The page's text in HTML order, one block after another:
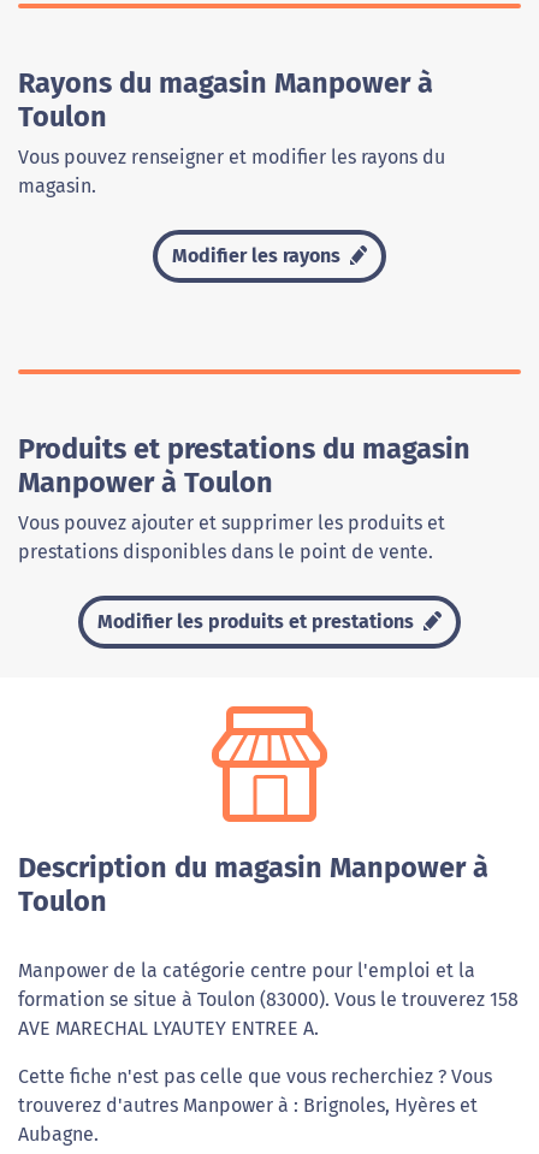
Rayons du magasin Manpower à
Toulon
Vous pouvez renseigner et modifier les rayons du
magasin.
Modifier les rayons
Produits et prestations du magasin
Manpower à Toulon
Vous pouvez ajouter et supprimer les produits et
prestations disponibles dans le point de vente.
Modifier les produits et prestations
Description du magasin Manpower à
Toulon
Manpower de la catégorie centre pour l'emploi et la
formation se situe à Toulon (83000). Vous le trouverez 158
AVE MARECHAL LYAUTEY ENTREE A.
Cette fiche n'est pas celle que vous recherchiez ? Vous
trouverez d'autres Manpower à : Brignoles, Hyères et
Aubagne.